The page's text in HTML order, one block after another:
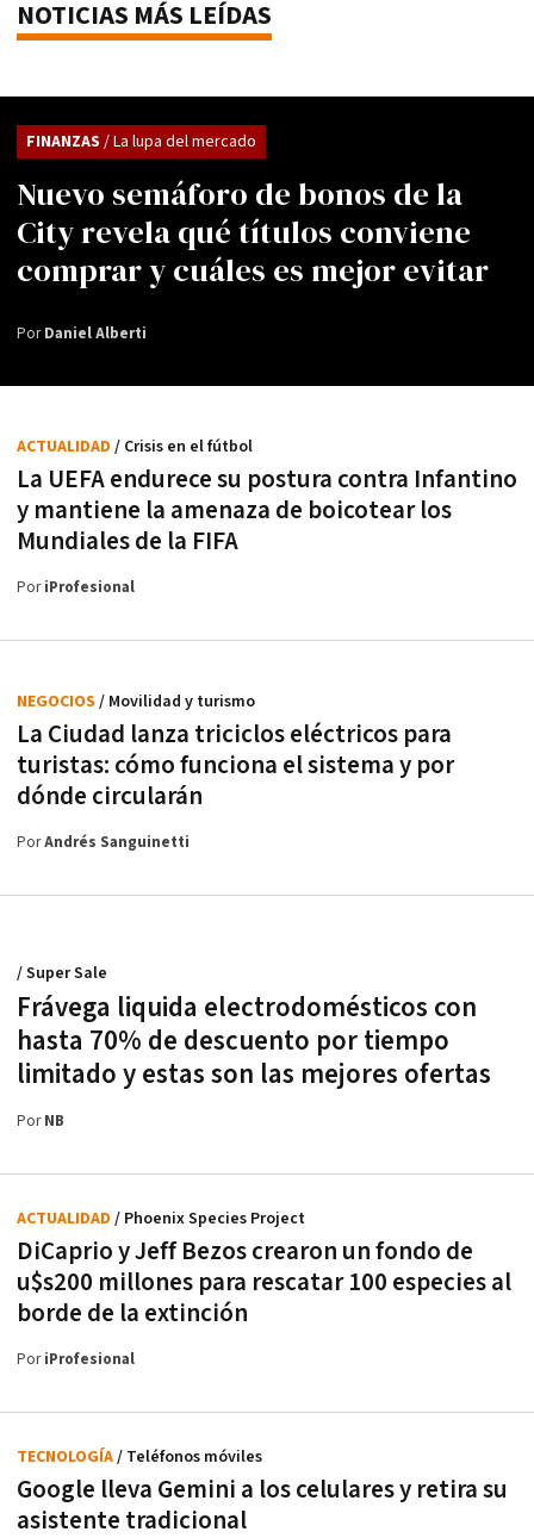
NOTICIAS MÁS LEÍDAS
Nuevo semáforo de bonos de la
City revela qué títulos conviene
comprar y cuáles es mejor evitar
FINANZAS / La lupa del mercado
PorDaniel Alberti
La UEFA endurece su postura contra Infantino
y mantiene la amenaza de boicotear los
Mundiales de la FIFA
ACTUALIDAD / Crisis en el fútbol
PoriProfesional
La Ciudad lanza triciclos eléctricos para
turistas: cómo funciona el sistema y por
dónde circularán
NEGOCIOS / Movilidad y turismo
PorAndrés Sanguinetti
Frávega liquida electrodomésticos con
hasta 70% de descuento por tiempo
limitado y estas son las mejores ofertas
/ Super Sale
PorNB
DiCaprio y Jeff Bezos crearon un fondo de
u$s200 millones para rescatar 100 especies al
borde de la extinción
ACTUALIDAD / Phoenix Species Project
PoriProfesional
Google lleva Gemini a los celulares y retira su
asistente tradicional
TECNOLOGÍA/ Teléfonos móviles